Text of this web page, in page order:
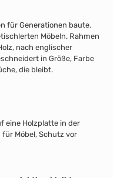
für Generationen baute.
Möbeln. Rahmen
nach englischer
in Größe, Farbe
die bleibt.